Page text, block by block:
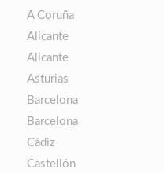
A Coruña
Alicante
Alicante
Asturias
Barcelona
Barcelona
Cádiz
Castellón